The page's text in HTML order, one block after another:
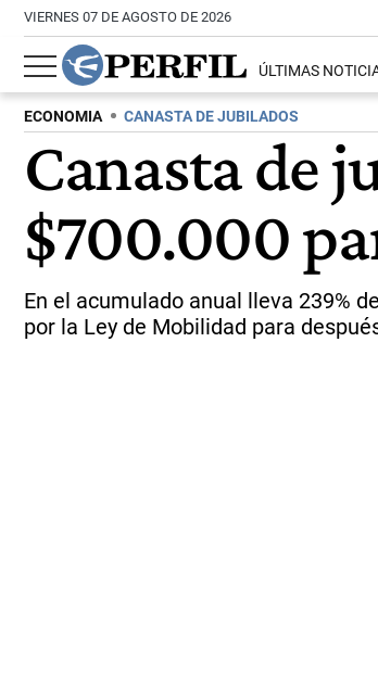
VIERNES 07 DE AGOSTO DE 2026
ÚLTIMAS
ECONOMIA CANASTA DE JUBILADOS
Canasta de
$700.000
En el acumulado anual lleva 239%
por la Ley de Mobilidad para